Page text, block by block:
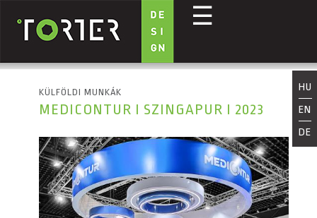
Ugrás a tartalomra
☰
HU
EN
DE
KÜLFÖLDI MUNKÁK
MEDICONTUR I SZINGAPUR I 2023